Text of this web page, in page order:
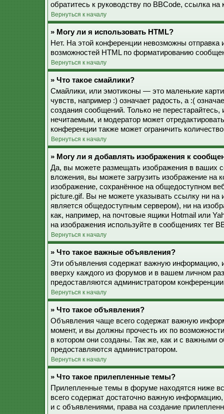
обратитесь к руководству по BBCode, ссылка
Вернуться к началу
» Могу ли я использовать HTML?
Нет. На этой конференции невозможны
возможностей HTML по форматированию
Вернуться к началу
» Что такое смайлики?
Смайлики, или эмотиконы — это маленькие
чувств, например :) означает радость, а :(
создания сообщений. Только не
нечитаемым, и модератор может
конференции также может ограничить
Вернуться к началу
» Могу ли я добавлять изображения к
Да, вы можете размещать изображения в ваших
вложения, вы можете загрузить изображение
изображение, сохранённое на общедоступном
picture.gif. Вы не можете указывать ссылку ни
является общедоступным сервером), ни на
как, например, на почтовые ящики Hotmail или
на изображения используйте в сообщениях тег
Вернуться к началу
» Что такое важные объявления?
Эти объявления содержат важную информацию,
вверху каждого из форумов и в вашем личном
предоставляются администратором
Вернуться к началу
» Что такое объявления?
Объявления чаще всего содержат важную
момент, и вы должны прочесть их по
в котором они созданы. Так же, как и с важными
предоставляются администратором.
Вернуться к началу
» Что такое прилепленные темы?
Прилепленные темы в форуме находятся ниже
всего содержат достаточно важную
и с объявлениями, права на создание